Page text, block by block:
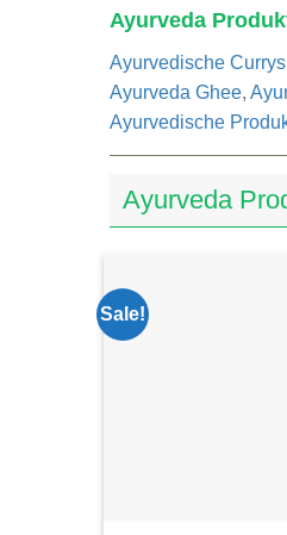
Ayurveda
Ayurvedische Currys
Ayurveda Ghee,
Ayurvedische
Ayurveda
Sale!